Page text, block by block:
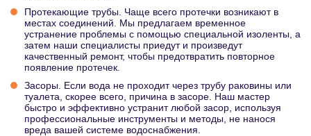
Протекающие трубы. Чаще всего протечки возникают в
местах соединений. Мы предлагаем временное
устранение проблемы с помощью специальной изоленты, а
затем наши специалисты приедут и произведут
качественный ремонт, чтобы предотвратить повторное
появление протечек.
Засоры. Если вода не проходит через трубу раковины или
туалета, скорее всего, причина в засоре. Наш мастер
быстро и эффективно устранит любой засор, используя
профессиональные инструменты и методы, не нанося
вреда вашей системе водоснабжения.